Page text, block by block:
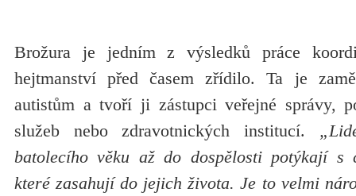
Brožura je jedním z výsledků práce
hejtmanství před časem zřídilo. Ta je
autistům a tvoří ji zástupci veřejné správy,
služeb nebo zdravotnických institucí.
batolecího věku až do dospělosti potýkají s
které zasahují do jejich života. Je to velmi